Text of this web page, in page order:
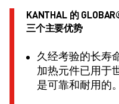
KANTHAL 的
三个主要优势
久经考验的长寿
加热元件已用于
是可靠和耐用的。